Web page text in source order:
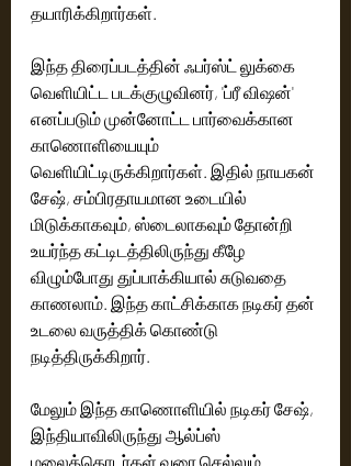
தயாரிக்கிறார்கள்.
இந்த திரைப்படத்தின் ஃபர்ஸ்ட் லுக்கை
வெளியிட்ட படக்குழுவினர், 'ப்ரீ விஷன்'
எனப்படும் முன்னோட்ட பார்வைக்கான
காணொளியையும்
வெளியிட்டிருக்கிறார்கள். இதில் நாயகன்
சேஷ், சம்பிரதாயமான உடையில்
மிடுக்காகவும், ஸ்டைலாகவும் தோன்றி
உயர்ந்த கட்டிடத்திலிருந்து கீழே
விழும்போது துப்பாக்கியால் சுடுவதை
காணலாம். இந்த காட்சிக்காக நடிகர் தன்
உடலை வருத்திக் கொண்டு
நடித்திருக்கிறார்.
மேலும் இந்த காணொளியில் நடிகர் சேஷ்,
இந்தியாவிலிருந்து ஆல்ப்ஸ்
மலைத்தொடர்கள் வரை செல்லும்